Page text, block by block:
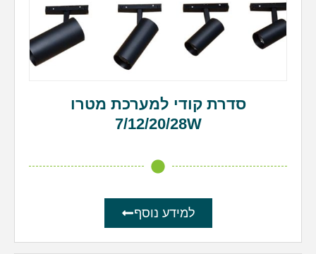
סדרת קודי למערכת מטרו
7/12/20/28W
למידע נוסף